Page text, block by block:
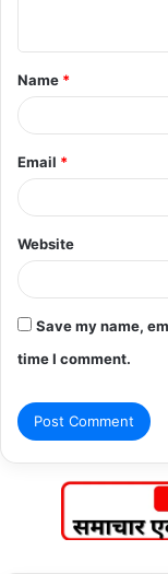
t
*
Name *
Email *
Website
Save my name,
time I comment.